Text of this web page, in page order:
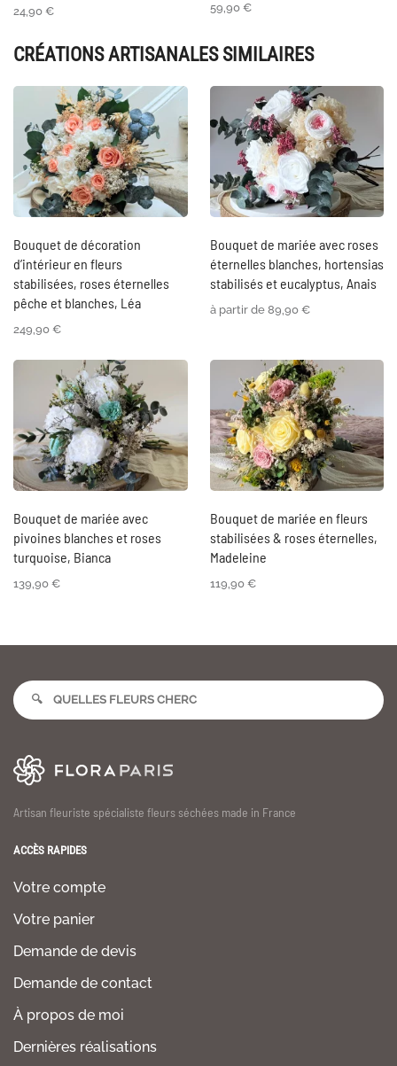
24,90 € 59,90 €
CRÉATIONS ARTISANALES SIMILAIRES
Bouquet de décoration
d’intérieur en fleurs
stabilisées, roses éternelles
pêche et blanches, Léa
249,90 €
Bouquet de mariée avec roses
éternelles blanches, hortensias
stabilisés et eucalyptus, Anais
à partir de 89,90 €
Bouquet de mariée avec
pivoines blanches et roses
turquoise, Bianca
139,90 €
Bouquet de mariée en fleurs
stabilisées & roses éternelles,
Madeleine
119,90 €
Artisan fleuriste spécialiste fleurs séchées made in France
ACCÈS RAPIDES
Votre compte
Votre panier
Demande de devis
Demande de contact
À propos de moi
Dernières réalisations